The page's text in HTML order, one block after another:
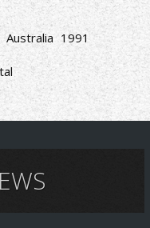
Australia 1991